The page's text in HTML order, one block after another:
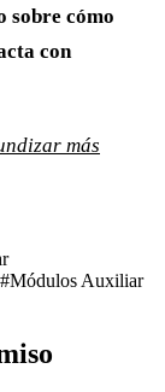
sobre cómo
con
más
#Módulos Auxiliar